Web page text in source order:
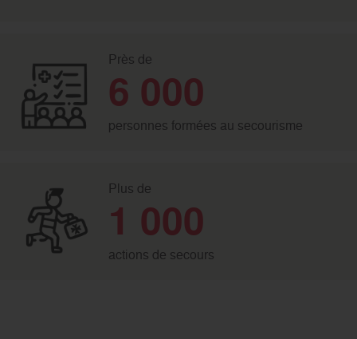
Près de
6 000
personnes formées au secourisme
Plus de
1 000
actions de secours